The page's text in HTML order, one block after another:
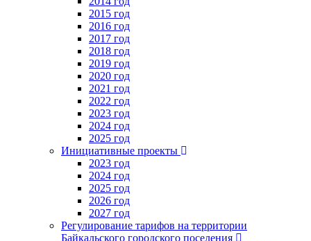
2015 год
2016 год
2017 год
2018 год
2019 год
2020 год
2021 год
2022 год
2023 год
2024 год
2025 год
Инициативные проекты
2023 год
2024 год
2025 год
2026 год
2027 год
Регулирование тарифов на территории
Байкальского городского поселения